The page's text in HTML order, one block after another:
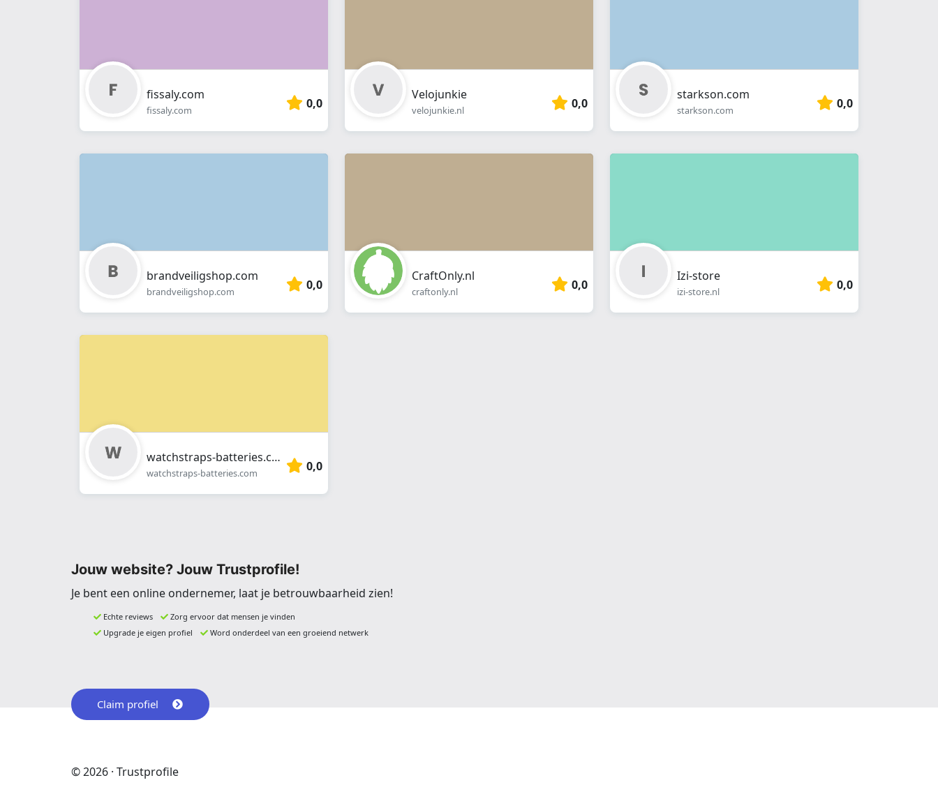
fissaly.com
fissaly.com 0,0
Velojunkie
velojunkie.nl 0,0
starkson.com
starkson.com 0,0
brandveiligshop.com
brandveiligshop.com 0,0
CraftOnly.nl
craftonly.nl 0,0
Izi-store
izi-store.nl 0,0
watchstraps-batteries.com
watchstraps-batteries.com 0,0
Jouw website? Jouw Trustprofile!
Je bent een online ondernemer, laat je betrouwbaarheid zien!
Echte reviews
Zorg ervoor dat mensen je vinden
Upgrade je eigen profiel
Word onderdeel van een groeiend netwerk
Claim profiel
© 2026 · Trustprofile